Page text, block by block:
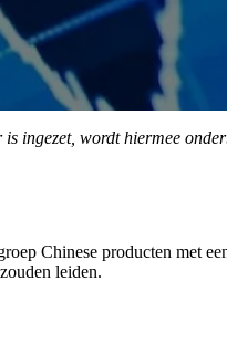
ingezet, wordt hiermee
Chinese producten met
leiden.